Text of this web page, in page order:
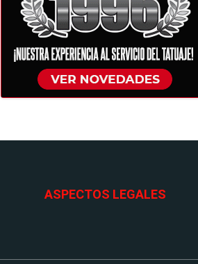
ASPECTOS LEGALES